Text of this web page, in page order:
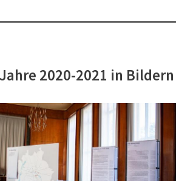
2020-2021 in Bildern